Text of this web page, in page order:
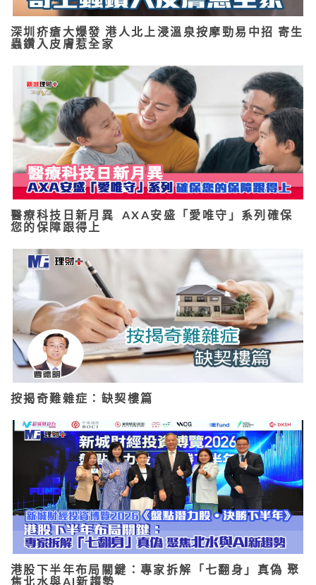
深圳疥瘡大爆發 港人北上浸溫泉按摩勁易中招 寄生
蟲鑽入皮膚惹全家
醫療科技日新月異 AXA安盛「愛唯守」系列確保
您的保障跟得上
按揭奇難雜症：缺契樓篇
港股下半年布局關鍵：專家拆解「七翻身」真偽 聚
焦北水與AI新趨勢